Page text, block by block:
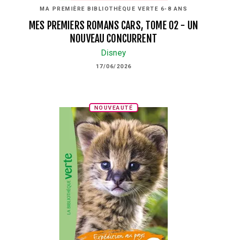
MA PREMIÈRE BIBLIOTHÈQUE VERTE 6-8 ANS
MES PREMIERS ROMANS CARS, TOME 02 - UN
NOUVEAU CONCURRENT
Disney
17/06/2026
NOUVEAUTÉ